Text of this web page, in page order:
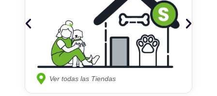
Ver todas las Tiendas